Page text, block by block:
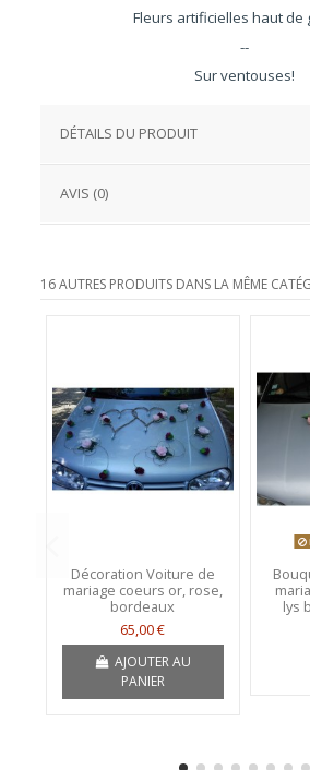
Fleurs artificielles haut de
--
Sur ventouses!
DÉTAILS DU PRODUIT
AVIS (0)
16 AUTRES PRODUITS DANS LA MÊME
Décoration Voiture de
mariage coeurs or, rose,
bordeaux
65,00 €
AJOUTER AU
PANIER
lys